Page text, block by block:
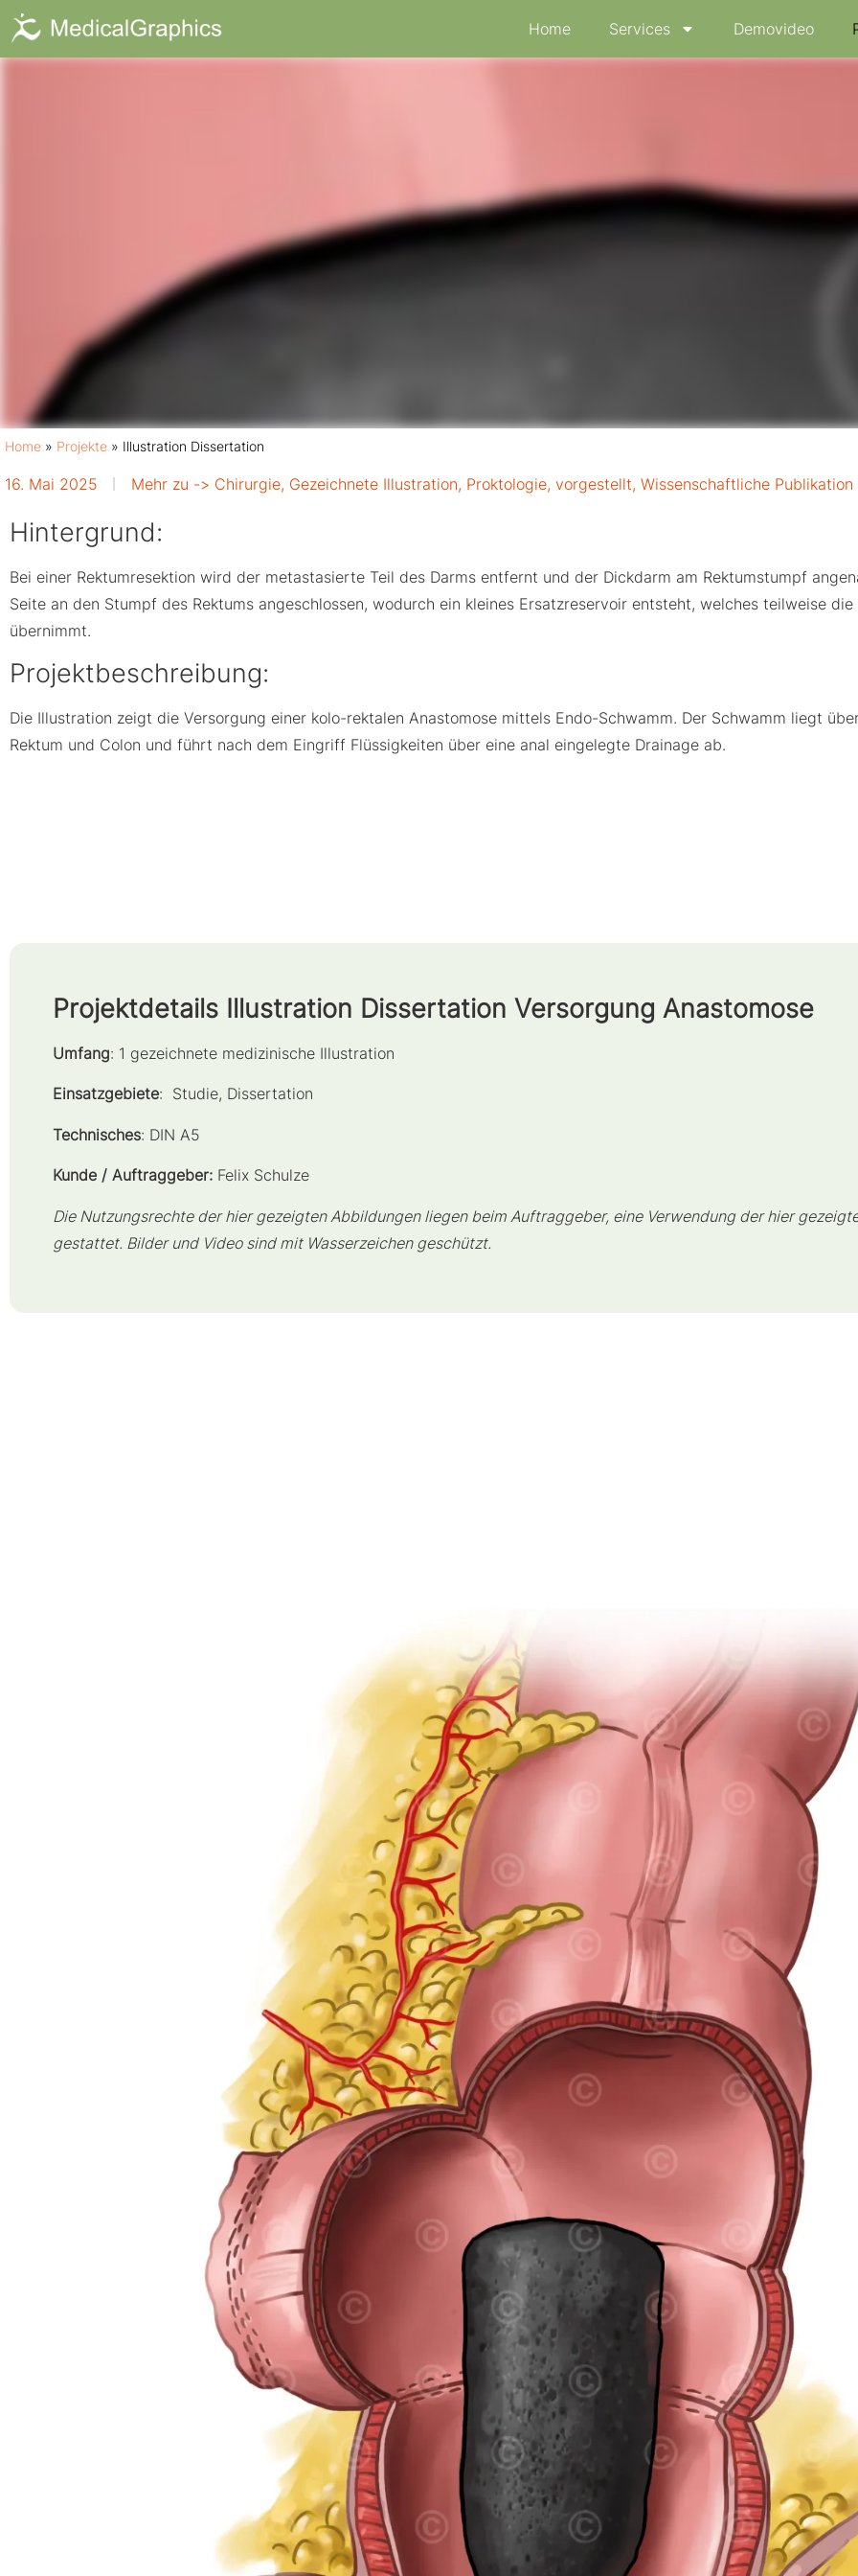
Home Services Demovideo
Illustration Dissertation
Home » Projekte » Illustration Dissertation
16. Mai 2025 Mehr zu -> Chirurgie, Gezeichnete Illustration, Proktologie,vorgestellt,Wissenschaftliche Publikation
Hintergrund:
Bei einer Rektumresektion wird der metastasierte Teil des Darms entfernt und der Dickdarm am Rektumstumpf
Seite an den Stumpf des Rektums angeschlossen, wodurch ein kleines Ersatzreservoir entsteht, welches teilweise die
übernimmt.
Projektbeschreibung:
Die Illustration zeigt die Versorgung einer kolo-rektalen Anastomose mittels Endo-Schwamm. Der Schwamm liegt
Rektum und Colon und führt nach dem Eingriff Flüssigkeiten über eine anal eingelegte Drainage ab.
Projektdetails Illustration Dissertation Versorgung Anastomose
Umfang: 1 gezeichnete medizinische Illustration
Einsatzgebiete: Studie, Dissertation
Technisches: DIN A5
Kunde / Auftraggeber:Felix Schulze
Die Nutzungsrechte der hier gezeigten Abbildungen liegen beim Auftraggeber, eine Verwendung der hier
gestattet. Bilder und Video sind mit Wasserzeichen geschützt.